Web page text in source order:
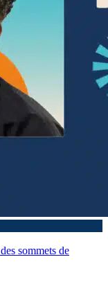
sommets de